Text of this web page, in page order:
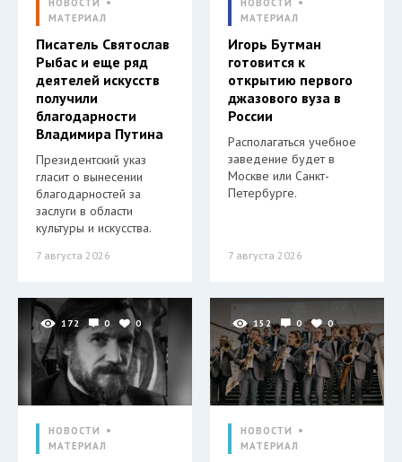
НОВОСТИ
МАТЕРИАЛ
Писатель Святослав
Рыбас и еще ряд
деятелей искусств
получили
благодарности
Владимира Путина
Президентский указ
гласит о вынесении
благодарностей за
заслуги в области
культуры и искусства.
7 августа 2026
НОВОСТИ
МАТЕРИАЛ
Игорь Бутман
готовится к
открытию первого
джазового вуза в
России
Располагаться учебное
заведение будет в
Москве или Санкт-
Петербурге.
7 августа 2026
172 0 0
НОВОСТИ
МАТЕРИАЛ
152 0 0
НОВОСТИ
МАТЕРИАЛ